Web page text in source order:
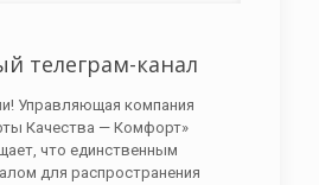
телеграм-канал
Управляющая компания
Качества — Комфорт»
что единственным
для распространения